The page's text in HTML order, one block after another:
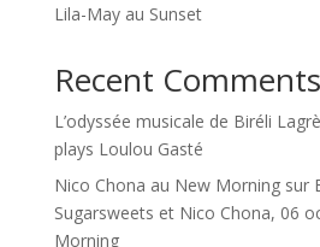
Lila-May au Sunset
Recent Comments
L’odyssée musicale de Biréli
plays Loulou Gasté
Nico Chona au New Morningsur
Sugarsweets et Nico Chona, 06
Morning